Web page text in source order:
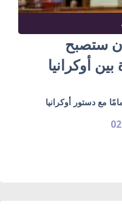
ستصبح
أوكرانيا
مع دستور أوكرانيا